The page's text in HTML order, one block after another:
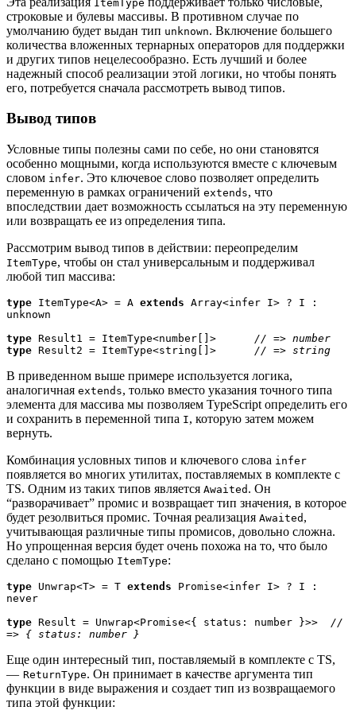
ItemType
строковые и булевы массивы. В противном случае по
умолчанию будет выдан тип unknown. Включение большего
количества вложенных тернарных операторов для поддержки
и других типов нецелесообразно. Есть лучший и более
надежный способ реализации этой логики, но чтобы понять
его, потребуется сначала рассмотреть вывод типов.
Вывод типов
Условные типы полезны сами по себе, но они становятся
особенно мощными, когда используются вместе с ключевым
словом infer. Это ключевое слово позволяет определить
переменную в рамках ограничений extends, что
впоследствии дает возможность ссылаться на эту переменную
или возвращать ее из определения типа.
Рассмотрим вывод типов в действии: переопределим
ItemType, чтобы он стал универсальным и поддерживал
любой тип массива:
type ItemType<A> = A extends Array<infer I> ? I :
unknown
type Result1 = ItemType<number[]>
type Result2 = ItemType<string[]> // => string
В приведенном выше примере используется логика,
аналогичная extends, только вместо указания точного типа
элемента для массива мы позволяем TypeScript определить его
и сохранить в переменной типа I, которую затем можем
вернуть.
Комбинация условных типов и ключевого слова infer
появляется во многих утилитах, поставляемых в комплекте с
TS. Одним из таких типов является Awaited . Он
“разворачивает” промис и возвращает тип значения, в которое
будет резолвиться промис. Точная реализация Awaited ,
учитывающая различные типы промисов, довольно сложна.
Но упрощенная версия будет очень похожа на то, что было
сделано с помощью ItemType:
type Unwrap<T> = T extends Promise<infer I> ? I :
never
type Result = Unwrap<Promise<{ status: number }>> //
=> { status: number }
Еще один интересный тип, поставляемый в комплекте с TS,
— ReturnType. Он принимает в качестве аргумента тип
функции в виде выражения и создает тип из возвращаемого
типа этой функции: